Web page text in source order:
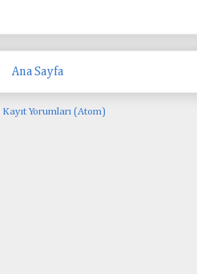
Ana Sayfa
Kayıt Yorumları (Atom)